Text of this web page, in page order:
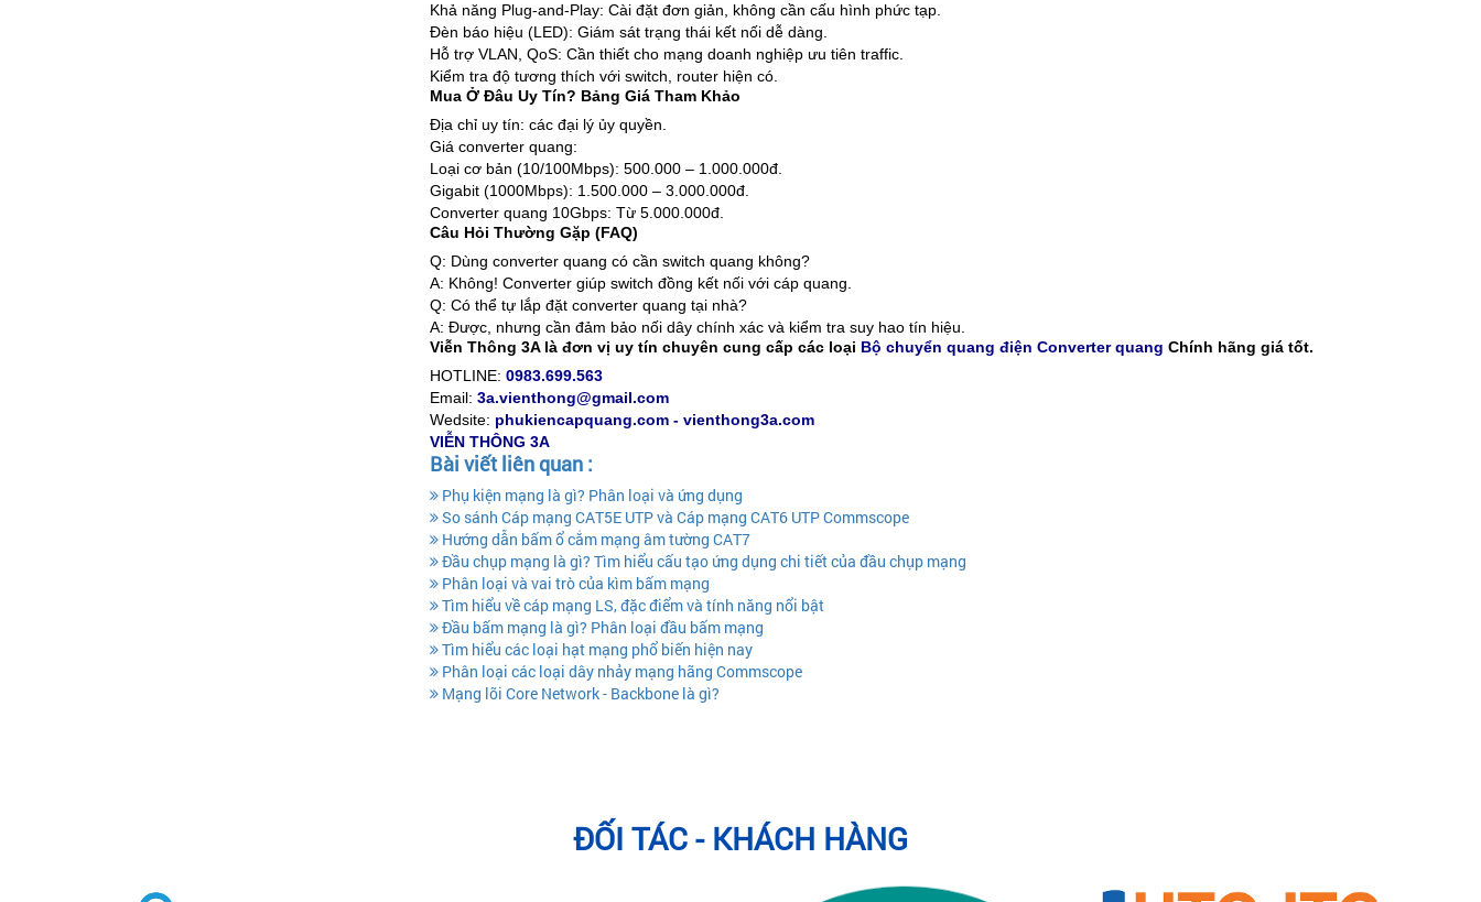
Khả năng Plug-and-Play: Cài đặt đơn giản, không cần cấu hình phức tạp.
Đèn báo hiệu (LED): Giám sát trạng thái kết nối dễ dàng.
Hỗ trợ VLAN, QoS: Cần thiết cho mạng doanh nghiệp ưu tiên traffic.
Kiểm tra độ tương thích với switch, router hiện có.
Mua Ở Đâu Uy Tín? Bảng Giá Tham Khảo
Địa chỉ uy tín: các đại lý ủy quyền.
Giá converter quang:
Loại cơ bản (10/100Mbps): 500.000 – 1.000.000đ.
Gigabit (1000Mbps): 1.500.000 – 3.000.000đ.
Converter quang 10Gbps: Từ 5.000.000đ.
Câu Hỏi Thường Gặp (FAQ)
Q: Dùng converter quang có cần switch quang không?
A: Không! Converter giúp switch đồng kết nối với cáp quang.
Q: Có thể tự lắp đặt converter quang tại nhà?
A: Được, nhưng cần đảm bảo nối dây chính xác và kiểm tra suy hao tín hiệu.
Viễn Thông 3A là đơn vị uy tín chuyên cung cấp các loại Bộ chuyển quang điện Converter quang Chính hãng giá tốt.
HOTLINE: 0983.699.563
Email: 3a.vienthong@gmail.com
Wedsite: phukiencapquang.com - vienthong3a.com
VIỄN THÔNG 3A
Bài viết liên quan :
Phụ kiện mạng là gì? Phân loại và ứng dụng
So sánh Cáp mạng CAT5E UTP và Cáp mạng CAT6 UTP Commscope
Hướng dẫn bấm ổ cắm mạng âm tường CAT7
Đầu chụp mạng là gì? Tìm hiểu cấu tạo ứng dụng chi tiết của đầu chụp mạng
Phân loại và vai trò của kìm bấm mạng
Tìm hiểu về cáp mạng LS, đặc điểm và tính năng nổi bật
Đầu bấm mạng là gì? Phân loại đầu bấm mạng
Tìm hiểu các loại hạt mạng phổ biến hiện nay
Phân loại các loại dây nhảy mạng hãng Commscope
Mạng lõi Core Network - Backbone là gì?
ĐỐI TÁC - KHÁCH HÀNG